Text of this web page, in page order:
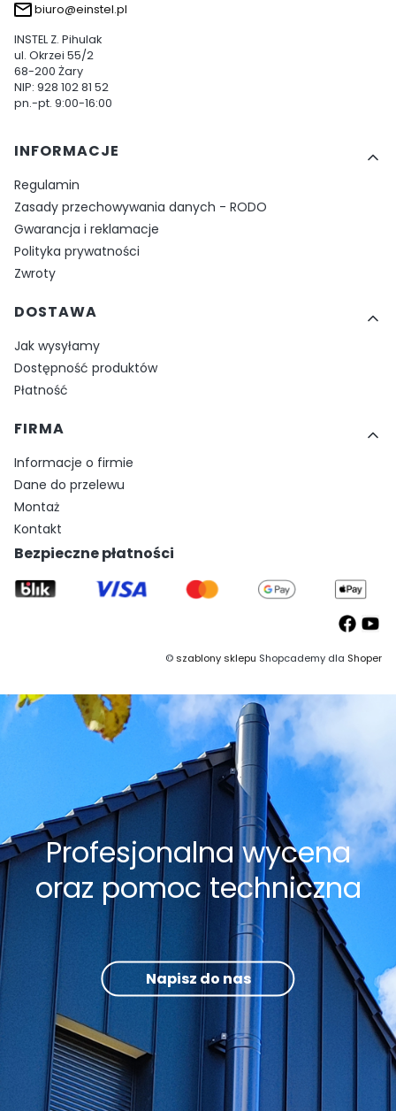
biuro@einstel.pl
INSTEL Z. Pihulak
ul. Okrzei 55/2
68-200 Żary
NIP: 928 102 81 52
pn.-pt. 9:00-16:00
Linki w stopce
INFORMACJE
Regulamin
Zasady przechowywania danych - RODO
Gwarancja i reklamacje
Polityka prywatności
Zwroty
DOSTAWA
Jak wysyłamy
Dostępność produktów
Płatność
FIRMA
Informacje o firmie
Dane do przelewu
Montaż
Kontakt
Bezpieczne płatności
©szablony sklepu Shopcademy dla Shoper
Profesjonalna wycena
oraz pomoc techniczna
Napisz do nas